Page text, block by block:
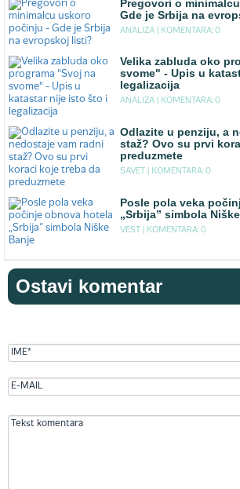
Pregovori o
Gde je Srbija na
ANALIZA | KOMENTARA: 0
Velika zabluda oko
svome" - Upis u
legalizacija
ANALIZA | KOMENTARA: 0
Odlazite u penziju, a
staž? Ovo su prvi
preduzmete
SAVET | KOMENTARA: 0
Posle pola veka
„Srbija” simbola
VEST | KOMENTARA: 0
Ostavi komentar